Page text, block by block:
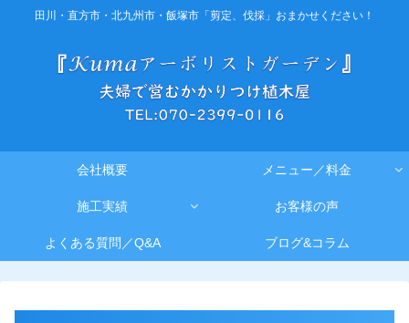
田川・直方市・北九州市・飯塚市「剪定、伐採」おまかせください！
会社概要 メニュー／料金
施工実績 お客様の声
よくある質問／Q&A ブログ&コラム